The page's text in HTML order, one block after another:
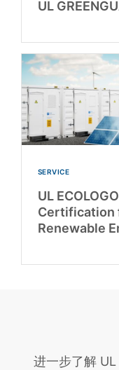
UL
SERVICE
UL
Certification
Renewable
进一步了解